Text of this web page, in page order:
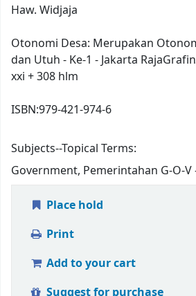
Haw. Widjaja
Otonomi Desa: Merupakan
dan Utuh - Ke-1 - Jakarta
xxi + 308 hlm
ISBN:979-421-974-6
Subjects--Topical Terms:
Government, Pemerintahan G-O-
Place hold
Print
Add to your cart
Suggest for purchase